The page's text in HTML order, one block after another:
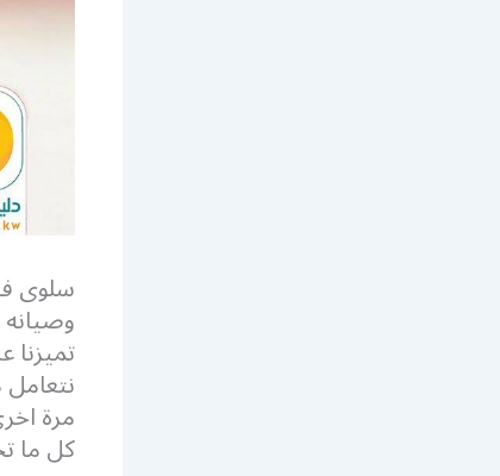
سلوى
مرة
كل ما